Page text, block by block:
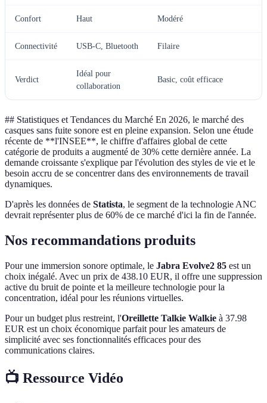
Confort Haut Modéré
Connectivité USB-C, Bluetooth Filaire
Verdict
Idéal pour
collaboration
Basic, coût efficace
## Statistiques et Tendances du Marché En 2026, le marché des
casques sans fuite sonore est en pleine expansion. Selon une étude
récente de **l'INSEE**, le chiffre d'affaires global de cette
catégorie de produits a augmenté de 30% cette dernière année. La
demande croissante s'explique par l'évolution des styles de vie et le
besoin accru de se concentrer dans des environnements de travail
dynamiques.
D'après les données de Statista, le segment de la technologie ANC
devrait représenter plus de 60% de ce marché d'ici la fin de l'année.
Nos recommandations produits
Pour une immersion sonore optimale, le Jabra Evolve2 85 est un
choix inégalé. Avec un prix de 438.10 EUR, il offre une suppression
active du bruit de pointe et la meilleure technologie pour la
concentration, idéal pour les réunions virtuelles.
Pour un budget plus restreint, l'Oreillette Talkie Walkie à 37.98
EUR est un choix économique parfait pour les amateurs de
simplicité avec ses fonctionnalités efficaces pour des
communications claires.
📺 Ressource Vidéo